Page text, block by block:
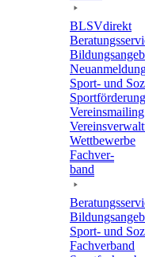
BLSVdi­rekt
Sport- und
Vereins­mai­ling
Wett­be­werbe
Fach­ver­
band
Sport- und
Fachverband